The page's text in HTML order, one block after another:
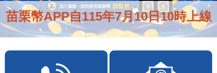
苗栗幣APP自115年7月10日10時上線